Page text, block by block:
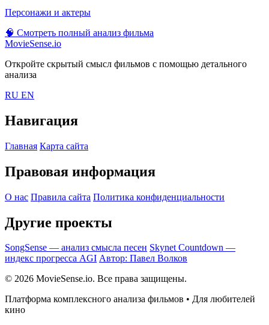
Персонажи и актеры
🧠 Смотреть полный анализ фильма
MovieSense.io
Откройте скрытый смысл фильмов с помощью детального
анализа
RU EN
Навигация
Главная Карта сайта
Правовая информация
О нас Правила сайта Политика конфиденциальности
Другие проекты
SongSense — анализ смысла песен Skynet Countdown —
индекс прогресса AGI Автор: Павел Волков
© 2026 MovieSense.io. Все права защищены.
Платформа комплексного анализа фильмов • Для любителей
кино